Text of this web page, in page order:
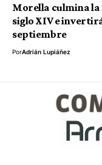
Morella culmina la
siglo XIV e
septiembre
PorAdrián Lupiáñez